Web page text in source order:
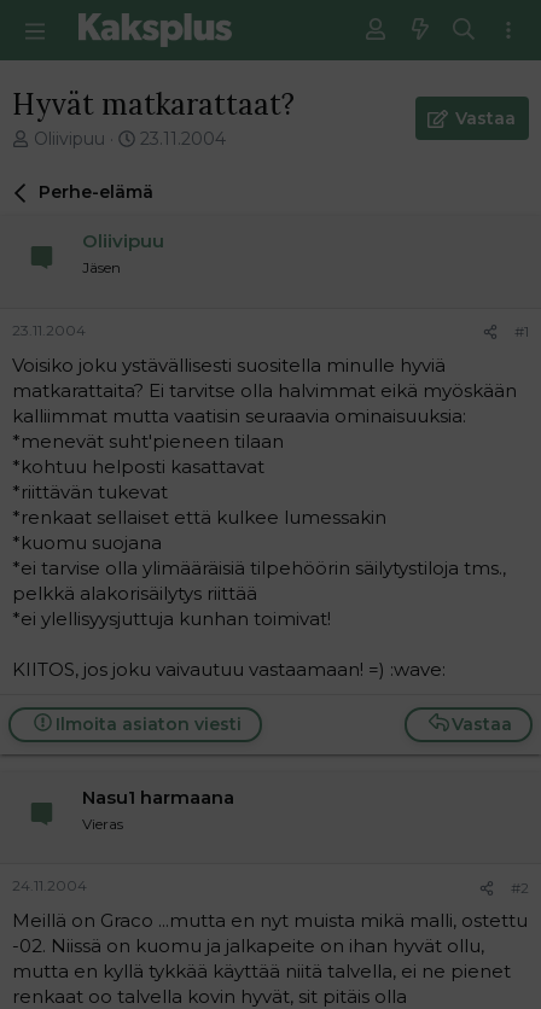
Hyvät matkarattaat?
V
e
i
t
u
n
a
l
o
i
t
t
a
j
a
Oliivipuu
E
s
m
n
v
i
e
s
23.11.2004
Vastaa
Perhe-elämä
Oliivipuu
Jäsen
23.11.2004 #1
Voisiko joku ystävällisesti suositella minulle hyviä
matkarattaita? Ei tarvitse olla halvimmat eikä myöskään
kalliimmat mutta vaatisin seuraavia ominaisuuksia:
*menevät suht'pieneen tilaan
*kohtuu helposti kasattavat
*riittävän tukevat
*renkaat sellaiset että kulkee lumessakin
*kuomu suojana
*ei tarvise olla ylimääräisiä tilpehöörin säilytystiloja tms.,
pelkkä alakorisäilytys riittää
*ei ylellisyysjuttuja kunhan toimivat!
KIITOS, jos joku vaivautuu vastaamaan! =) :wave:
Vastaa
Ilmoita asiaton viesti
Nasu1 harmaana
Vieras
24.11.2004 #2
Meillä on Graco ...mutta en nyt muista mikä malli, ostettu
-02. Niissä on kuomu ja jalkapeite on ihan hyvät ollu,
mutta en kyllä tykkää käyttää niitä talvella, ei ne pienet
renkaat oo talvella kovin hyvät, sit pitäis olla